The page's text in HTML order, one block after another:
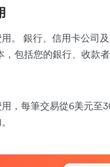
。 銀行、信用卡公司
包括您的銀行、收款
，每筆交易從6美元至